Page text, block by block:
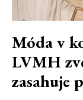
Móda v
LVMH
zasahuje